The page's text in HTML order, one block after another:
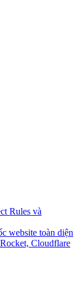
Rules và
website toàn diện
Cloudflare